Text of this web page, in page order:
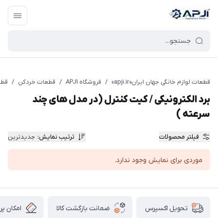
قطعات یدکی و جانبی لوازم خانگی جهان ایران
قطعات لوازم خانگی جهان ایران«apji.ir» / فروشگاه APJI / قطعات خردکن /
برد الکترونیکی / کیت کنترل (در مدل های چند
سرعته )
فیلتر محصولات ترتیب نمایش: جدیدترین
موردی برای نمایش وجود ندارد.
تحویل اکسپرس ضمانت بازگشت کالا امکان